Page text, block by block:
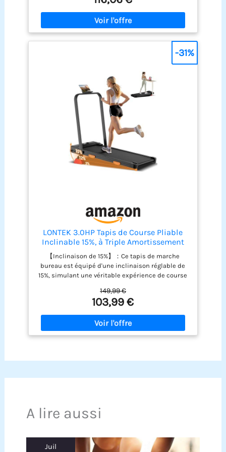
kg et équipé de roulettes intégrées, il se soulève
et se déplace facilement, vous permettant ainsi
de maintenir votre routine sportive tout en
travaillant, en regardant la télévision ou en vous
relaxant chez vous. Le tapis de marche compact
indispensable. 【Facile à ranger】: Grâce à ses
roulettes intégrées, vous pouvez le déplacer sans
effort vers le bureau, la chambre ou toute autre
pièce. Son encombrement réduit permet une
installation flexible, même dans un angle, sans
sacrifier d'espace.
bruit, garantissant un entraînement fluide et
stable.
LONTEK 3.0HP Tapis de Course Pliable
Inclinable 15%, à Triple Amortissement
【Inclinaison de 15%】：Ce tapis de marche
bureau est équipé d'une inclinaison réglable de
15%, simulant une véritable expérience de course
consommation de calories de 60%, tout en
améliorant la protection des genoux de 30%,
réduisant efficacement les risques de blessures.
Il contribue également à une amélioration de 20%
de l'endurance cardiovasculaire, vous permettant
vitesse de ce tapis de marche inclinable est de 1-
pliable est équipée d'un moteur plus durable,
avec une durée de vie de plus de 3500 heures et
votre exercice ne dérangera ni votre famille ni vos
voisins. 【8 amortisseurs, 5 bande de
149,99 €
103,99 €
-31%
A lire aussi
Juil